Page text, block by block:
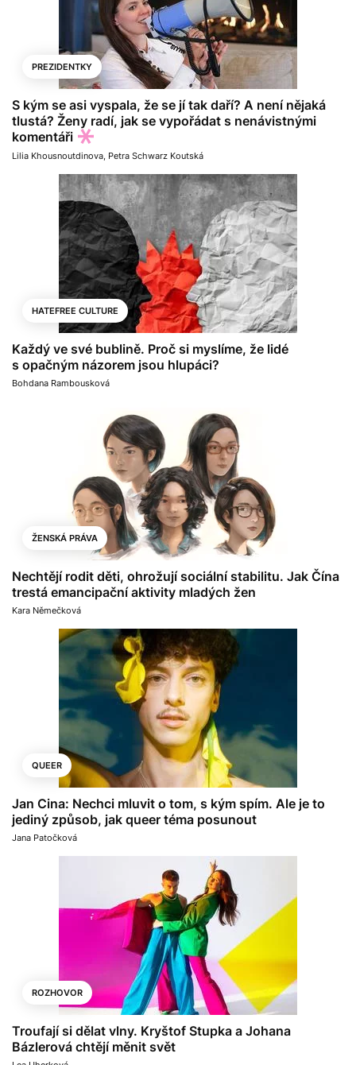
PREZIDENTKY
S kým se asi vyspala, že se jí tak daří? A není nějaká
tlustá? Ženy radí, jak se vypořádat s nenávistnými
komentáři
Lilia Khousnoutdinova, Petra Schwarz Koutská
HATEFREE CULTURE
Každý ve své bublině. Proč si myslíme, že lidé
s opačným názorem jsou hlupáci?
Bohdana Rambousková
ŽENSKÁ PRÁVA
Nechtějí rodit děti, ohrožují sociální stabilitu. Jak Čína
trestá emancipační aktivity mladých žen
Kara Němečková
QUEER
Jan Cina: Nechci mluvit o tom, s kým spím. Ale je to
jediný způsob, jak queer téma posunout
Jana Patočková
ROZHOVOR
Troufají si dělat vlny. Kryštof Stupka a Johana
Bázlerová chtějí měnit svět